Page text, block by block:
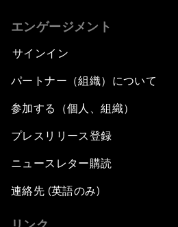
エンゲージメント
サインイン
パートナー（組織）について
参加する（個人、組織）
プレスリリース登録
ニュースレター購読
連絡先 (英語のみ)